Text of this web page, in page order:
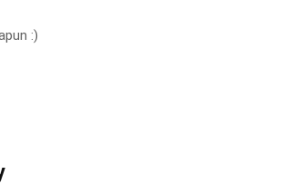
:)